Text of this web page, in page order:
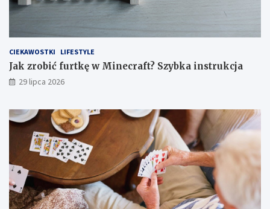
CIEKAWOSTKI LIFESTYLE
Jak zrobić furtkę w Minecraft? Szybka instrukcja
29 lipca 2026